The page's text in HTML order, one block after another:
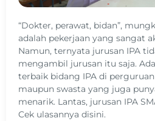
“Dokter, perawat, bidan”,
adalah pekerjaan yang sangat
Namun, ternyata jurusan IPA
mengambil jurusan itu saja.
terbaik bidang IPA di
maupun swasta yang juga
menarik. Lantas, jurusan IPA
Cek ulasannya disini.